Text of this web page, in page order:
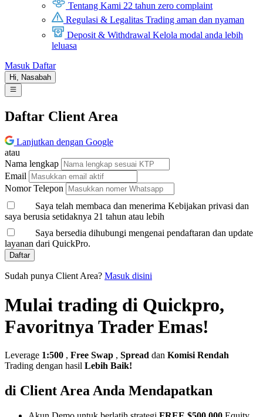
Tentang Kami 22 tahun zero complaint
Regulasi & Legalitas Trading aman dan nyaman
Deposit & Withdrawal Kelola modal anda lebih
leluasa
Masuk Daftar
Hi, Nasabah
Daftar Client Area
Lanjutkan dengan Google
atau
Nama lengkap
Email
Nomor Telepon
Saya telah membaca dan menerima Kebijakan privasi dan
saya berusia setidaknya 21 tahun atau lebih
Saya bersedia dihubungi mengenai pendaftaran dan update
layanan dari QuickPro.
Daftar
Sudah punya Client Area? Masuk disini
Mulai trading di Quickpro,
Favoritnya Trader Emas!
Leverage 1:500 , Free Swap , Spread dan Komisi Rendah
Trading dengan hasil Lebih Baik!
di Client Area Anda Mendapatkan